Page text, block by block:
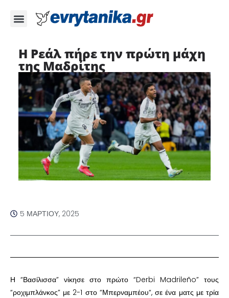
Η Ρεάλ πήρε την πρώτη μάχη
της Μαδρίτης
5 ΜΑΡΤΊΟΥ, 2025
Η “Βασίλισσα” νίκησε στο πρώτο “Derbi Madrileño” τους
“ροχιμπλάνκος” με 2-1 στο “Μπερναμπέου“, σε ένα ματς με τρία